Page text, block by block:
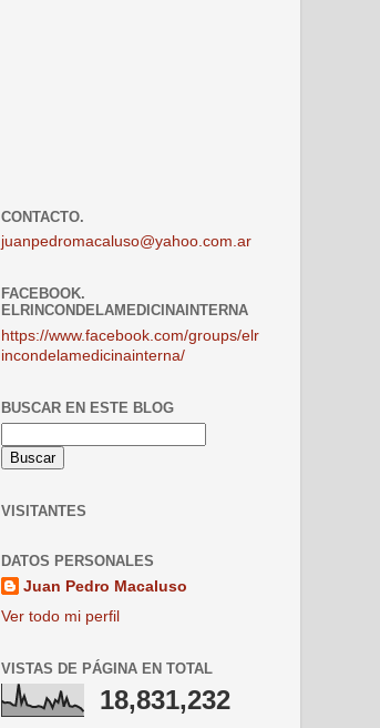
CONTACTO.
juanpedromacaluso@yahoo.com.ar
FACEBOOK.
ELRINCONDELAMEDICINAINTERNA
https://www.facebook.com/groups/elr
incondelamedicinainterna/
BUSCAR EN ESTE BLOG
VISITANTES
DATOS PERSONALES
Juan Pedro Macaluso
Ver todo mi perfil
VISTAS DE PÁGINA EN TOTAL
18,831,232